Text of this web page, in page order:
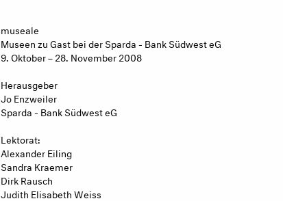
museale
Museen zu Gast bei der Sparda - Bank Südwest eG
9. Oktober – 28. November 2008
Herausgeber
Jo Enzweiler
Sparda - Bank Südwest eG
Lektorat:
Alexander Eiling
Sandra Kraemer
Dirk Rausch
Judith Elisabeth Weiss